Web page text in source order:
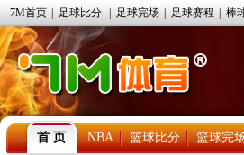
7M首页 足球比分 足球完场 足球赛程 棒
首 页 NBA 篮球比分 篮球完